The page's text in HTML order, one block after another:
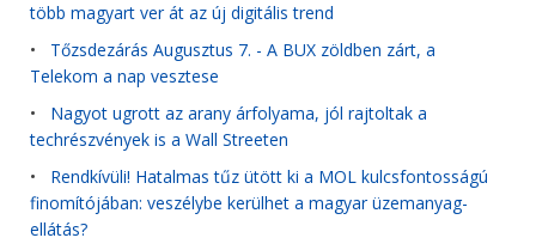
több magyart ver át az új digitális trend
• Tőzsdezárás Augusztus 7. - A BUX zöldben zárt, a
Telekom a nap vesztese
• Nagyot ugrott az arany árfolyama, jól rajtoltak a
techrészvények is a Wall Streeten
• Rendkívüli! Hatalmas tűz ütött ki a MOL kulcsfontosságú
finomítójában: veszélybe kerülhet a magyar üzemanyag-
ellátás?